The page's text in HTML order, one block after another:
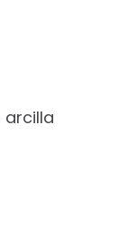
arcilla